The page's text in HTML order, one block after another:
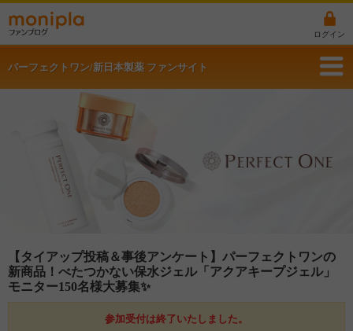
ログイン
パーフェクトワン/新日本製薬 ファンサイト
【タイアップ投稿＆事後アンケート】パーフェクトワンの
新商品！べたつかない保水ジェル「アクアキープジェル」
モニター150名様大募集✨
参加受付は終了いたしました。